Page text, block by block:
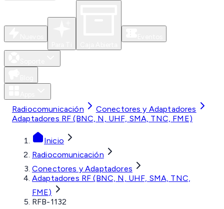
Radiocomunicación
Conectores y Adaptadores
Adaptadores RF (BNC, N, UHF, SMA, TNC, FME)
Inicio
Radiocomunicación
Conectores y Adaptadores
Adaptadores RF (BNC, N, UHF, SMA, TNC,
FME)
RFB-1132